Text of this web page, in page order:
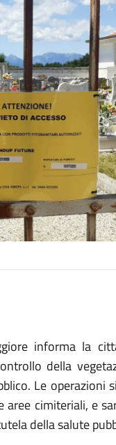
informa la
della
Le operazioni
aree cimiteriali, e
della salute